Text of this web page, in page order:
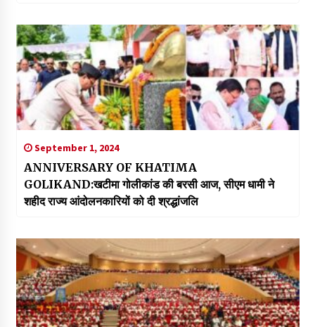
September 1, 2024
ANNIVERSARY OF KHATIMA
GOLIKAND:खटीमा गोलीकांड की बरसी आज, सीएम धामी ने
शहीद राज्य आंदोलनकारियों को दी श्रद्धांजलि